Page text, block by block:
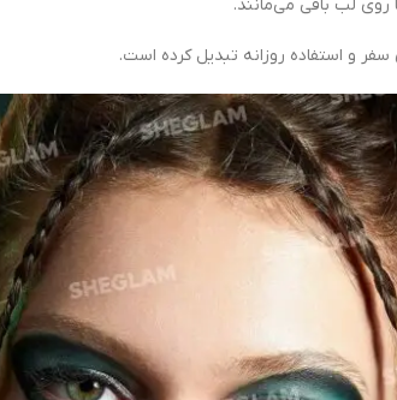
روی لب باقی می‌مانند.
و استفاده روزانه تبدیل کرده است.